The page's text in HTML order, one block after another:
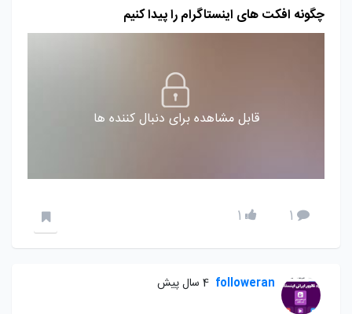
چگونه افکت های اینستاگرام را پیدا کنیم
قابل مشاهده برای دنبال کننده ها
1
1
followeran 4 سال پیش